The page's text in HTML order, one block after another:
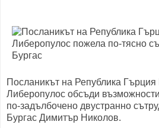
Посланикът на Република
Либеропулос обсъди
по-задълбочено двустранно
Бургас Димитър Николов.